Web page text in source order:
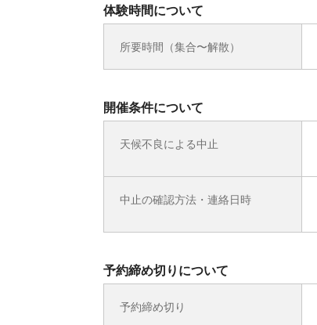
体験時間について
所要時間（集合〜解散）
開催条件について
天候不良による中止
中止の確認方法・連絡日時
予約締め切りについて
予約締め切り